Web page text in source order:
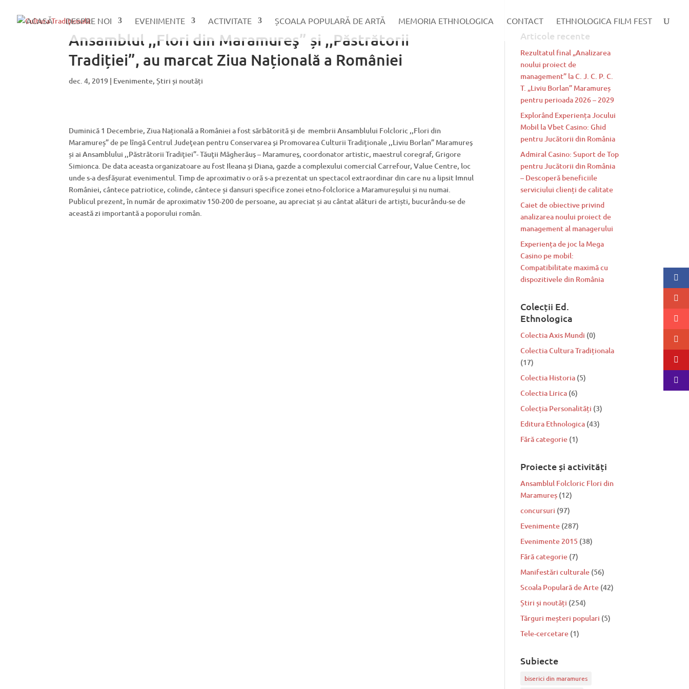
ACASĂ DESPRE NOI EVENIMENTE ACTIVITATE ȘCOALA POPULARĂ DE ARTĂ MEMORIA ETHNOLOGICA CONTACT ETHNOLOGICA FILM FEST
Ansamblul ,,Flori din Maramureş” și ,,Păstrătorii
Tradiției”, au marcat Ziua Națională a României
dec. 4, 2019 | Evenimente,Știri și noutăți
Duminică 1 Decembrie, Ziua Națională a României a fost sărbătorită și de membrii Ansamblului Folcloric ,,Flori din
Maramureș” de pe lîngă Centrul Judeţean pentru Conservarea şi Promovarea Culturii Tradiţionale ,,Liviu Borlan” Maramureş
și ai Ansamblului ,,Păstrătorii Tradiţiei”- Tăuţii Măgherăuş – Maramureş, coordonator artistic, maestrul coregraf, Grigore
Simionca. De data aceasta organizatoare au fost Ileana și Diana, gazde a complexului comercial Carrefour, Value Centre, loc
unde s-a desfășurat evenimentul. Timp de aproximativ o oră s-a prezentat un spectacol extraordinar din care nu a lipsit Imnul
României, cântece patriotice, colinde, cântece și dansuri specifice zonei etno-folclorice a Maramureșului și nu numai.
Publicul prezent, în număr de aproximativ 150-200 de persoane, au apreciat și au cântat alături de artiști, bucurându-se de
această zi importantă a poporului român.
Articole recente
Rezultatul final „Analizarea
noului proiect de
management” la C. J. C. P. C.
T. „Liviu Borlan” Maramureș
pentru perioada 2026 – 2029
Explorând Experiența Jocului
Mobil la Vbet Casino: Ghid
pentru Jucătorii din România
Admiral Casino: Suport de Top
pentru Jucătorii din România
– Descoperă beneficiile
serviciului clienți de calitate
Caiet de obiective privind
analizarea noului proiect de
management al managerului
Experiența de joc la Mega
Casino pe mobil:
Compatibilitate maximă cu
dispozitivele din România
Colecții Ed.
Ethnologica
Colectia Axis Mundi (0)
Colectia Cultura Tradiționala
(17)
Colectia Historia (5)
Colectia Lirica (6)
Colecția Personalități (3)
Editura Ethnologica (43)
Fără categorie (1)
Proiecte și activități
Ansamblul Folcloric Flori din
Maramureș (12)
concursuri (97)
Evenimente (287)
Evenimente 2015 (38)
Fără categorie (7)
Manifestări culturale (56)
Scoala Populară de Arte (42)
Știri și noutăți (254)
Tărguri meșteri populari (5)
Tele-cercetare (1)
Subiecte
biserici din maramures